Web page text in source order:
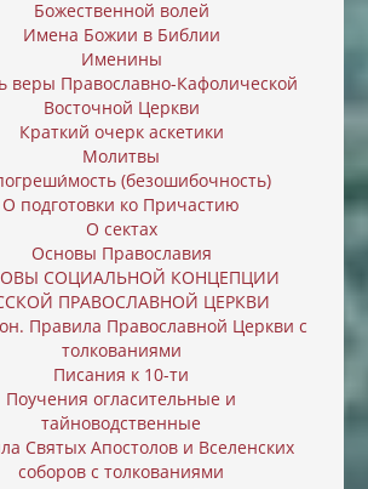
Божественной волей
Имена Божии в Библии
Именины
веры Православно-Кафолической
Восточной Церкви
Краткий очерк аскетики
Молитвы
(безошибочность)
О подготовки ко Причастию
О сектах
Основы Православия
СОЦИАЛЬНОЙ КОНЦЕПЦИИ
ПРАВОСЛАВНОЙ ЦЕРКВИ
Правила Православной Церкви с
толкованиями
Писания к 10-ти
Поучения огласительные и
тайноводственные
Святых Апостолов и Вселенских
соборов с толкованиями